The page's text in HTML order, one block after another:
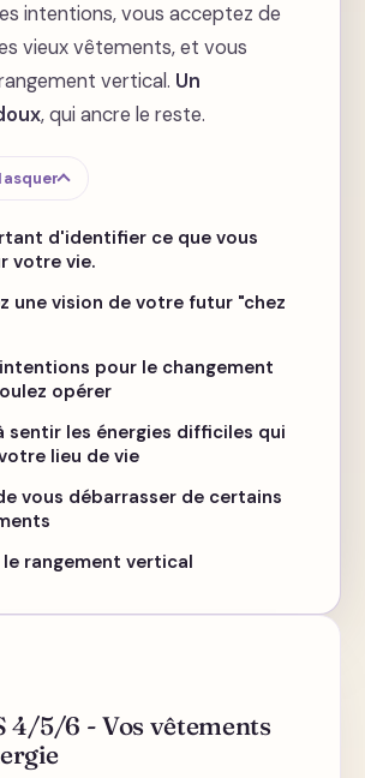
intentions, vous acceptez de
vieux vêtements, et vous
vertical. Un
, qui ancre le reste.
d'identifier ce que vous
votre vie.
une vision de votre futur "chez
pour le changement
opérer
sentir les énergies difficiles qui
lieu de vie
vous débarrasser de certains
le rangement vertical
4/5/6 - Vos vêtements